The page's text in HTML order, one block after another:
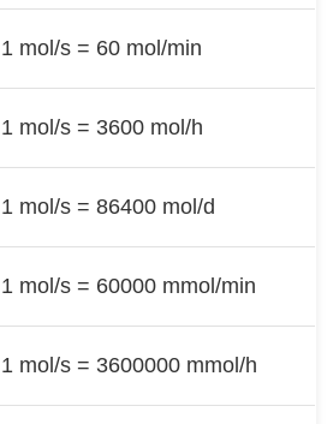
1 mol/s = 60 mol/min
1 mol/s = 3600 mol/h
1 mol/s = 86400 mol/d
1 mol/s = 60000 mmol/min
1 mol/s = 3600000 mmol/h